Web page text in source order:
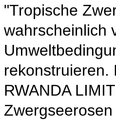
"Tropische
wahrscheinlich
rekonstruieren.
RWANDA